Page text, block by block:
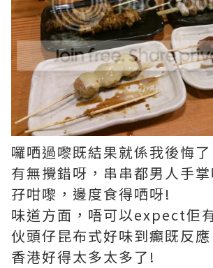
囉哂過嚟既結果就係我後悔了
有無攪錯呀，串串都男人手
孖咁嚟，邊度食得哂呀!
味道方面，唔可以expect佢
伙頭仔昆布式好味到癲既反
香港好得太多太多了!